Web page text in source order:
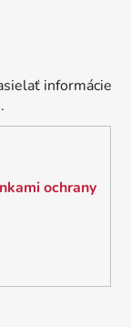
informácie
ochrany